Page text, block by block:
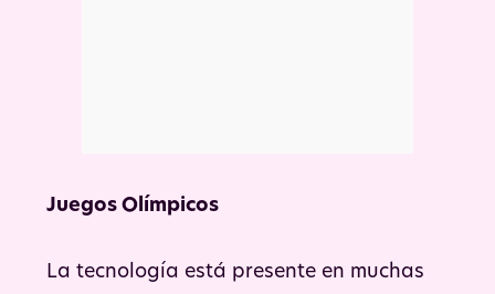
Juegos Olímpicos
La tecnología está presente en muchas